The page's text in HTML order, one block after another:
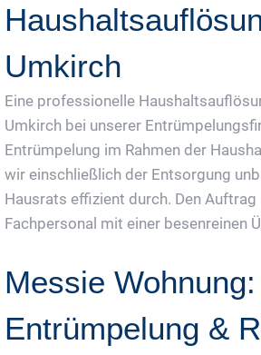
Umkirch
Eine professionelle
Umkirch bei unserer
Entrümpelung im Rahmen der
wir einschließlich der Entsorgung
Hausrats effizient durch. Den
Fachpersonal mit einer besenreinen
Messie Wohnung:
Entrümpelung &